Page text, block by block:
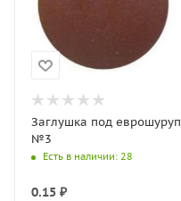
Заглушка под еврошуруп
№3
Есть в наличии: 28
0.15 ₽